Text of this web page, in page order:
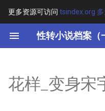
更多资源可访问 tsindex.org
性转小说档案（
键
开
其他信息 [Processed Page
花样_变身宋